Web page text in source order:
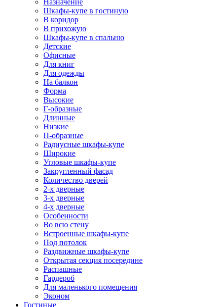
Назначение
Шкафы-купе в гостиную
В коридор
В прихожую
Шкафы-купе в спальню
Детские
Офисные
Для книг
Для одежды
На балкон
Форма
Высокие
Г-образные
Длинные
Низкие
П-образные
Радиусные шкафы-купе
Широкие
Угловые шкафы-купе
Закругленный фасад
Количество дверей
2-х дверные
3-х дверные
4-х дверные
Особенности
Во всю стену
Встроенные шкафы-купе
Под потолок
Раздвижные шкафы-купе
Открытая секция посередине
Распашные
Гардероб
Для маленького помещения
Эконом
Гостиные